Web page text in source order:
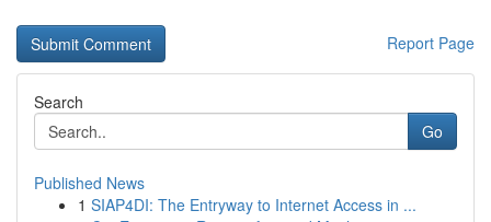
Report Page
Search
Go
Published News
1 SIAP4DI: The Entryway to Internet Access in ...